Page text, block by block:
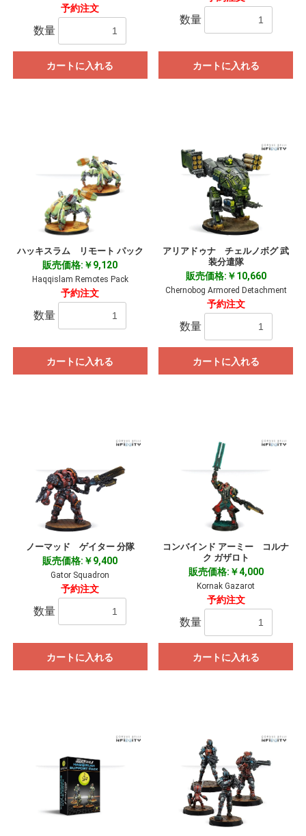
予約注文
数量
カートに入れる
数量
カートに入れる
ハッキスラム リモート パック
販売価格:￥9,120
Haqqislam Remotes Pack
予約注文
数量
カートに入れる
アリアドゥナ チェルノボグ 武
装分遣隊
販売価格:￥10,660
Chernobog Armored Detachment
予約注文
数量
カートに入れる
ノーマッド ゲイター 分隊
販売価格:￥9,400
Gator Squadron
予約注文
数量
カートに入れる
コンバインド アーミー コルナ
ク ガザロト
販売価格:￥4,000
Kornak Gazarot
予約注文
数量
カートに入れる
お買い物を続ける カートへ進む